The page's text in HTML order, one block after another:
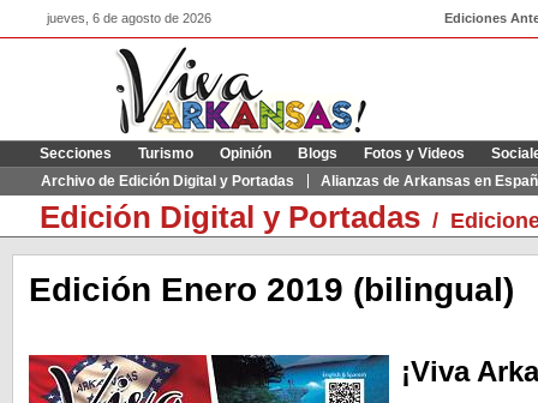
jueves, 6 de agosto de 2026 Ediciones
Secciones Turismo Opinión Blogs Fotos y Videos
Archivo de Edición Digital y Portadas
Alianzas de Arkansas en
Edición Digital y Portadas /
Edición Enero 2019 (bilingual)
¡Viva